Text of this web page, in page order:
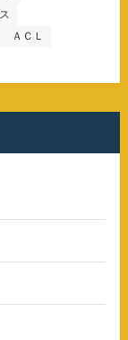
ＡＣＬ